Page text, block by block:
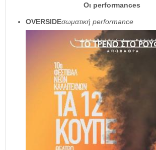
Οι performances
OVERSIDEσωματική performance